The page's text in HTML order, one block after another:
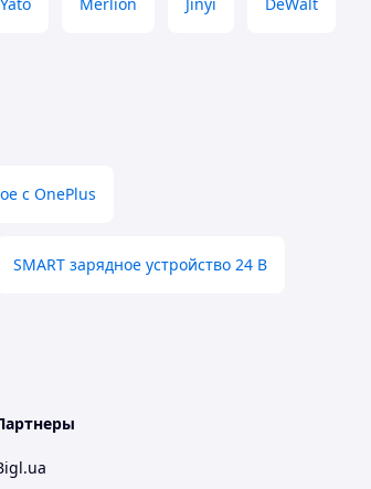
с OnePlus
SMART зарядное устройство 24 В